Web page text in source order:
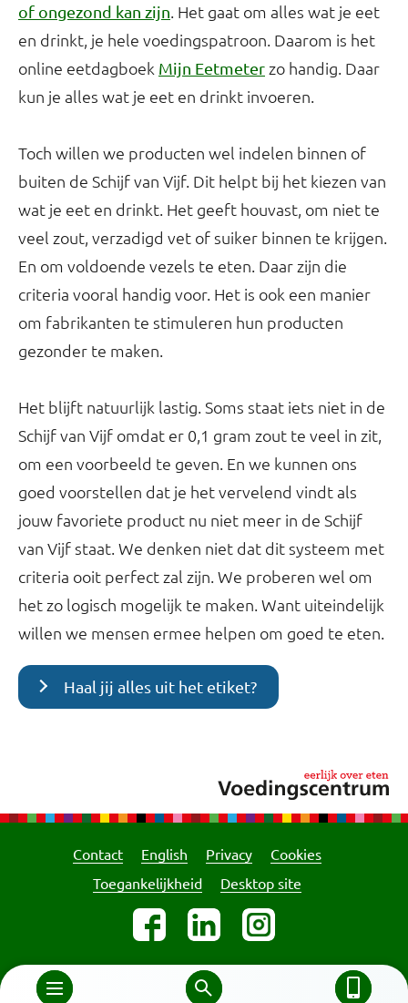
of ongezond kan zijn. Het gaat om alles wat je eet
en drinkt, je hele voedingspatroon. Daarom is het
online eetdagboek Mijn Eetmeter zo handig. Daar
kun je alles wat je eet en drinkt invoeren.
Toch willen we producten wel indelen binnen of
buiten de Schijf van Vijf. Dit helpt bij het kiezen van
wat je eet en drinkt. Het geeft houvast, om niet te
veel zout, verzadigd vet of suiker binnen te krijgen.
En om voldoende vezels te eten. Daar zijn die
criteria vooral handig voor. Het is ook een manier
om fabrikanten te stimuleren hun producten
gezonder te maken.
Het blijft natuurlijk lastig. Soms staat iets niet in de
Schijf van Vijf omdat er 0,1 gram zout te veel in zit,
om een voorbeeld te geven. En we kunnen ons
goed voorstellen dat je het vervelend vindt als
jouw favoriete product nu niet meer in de Schijf
van Vijf staat. We denken niet dat dit systeem met
criteria ooit perfect zal zijn. We proberen wel om
het zo logisch mogelijk te maken. Want uiteindelijk
willen we mensen ermee helpen om goed te eten.
Haal jij alles uit het etiket?
Contact English Privacy
Cookies
Toegankelijkheid
Desktop site